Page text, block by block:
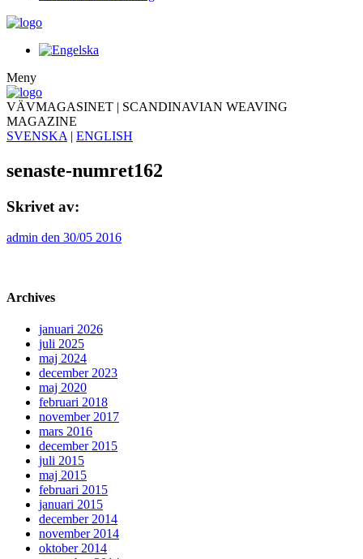
Meny
VÄVMAGASINET | SCANDINAVIAN WEAVING
MAGAZINE
SVENSKA | ENGLISH
senaste-numret162
Skrivet av:
admin den 30/05 2016
Archives
januari 2026
juli 2025
maj 2024
december 2023
maj 2020
februari 2018
november 2017
mars 2016
december 2015
juli 2015
maj 2015
februari 2015
januari 2015
december 2014
november 2014
oktober 2014